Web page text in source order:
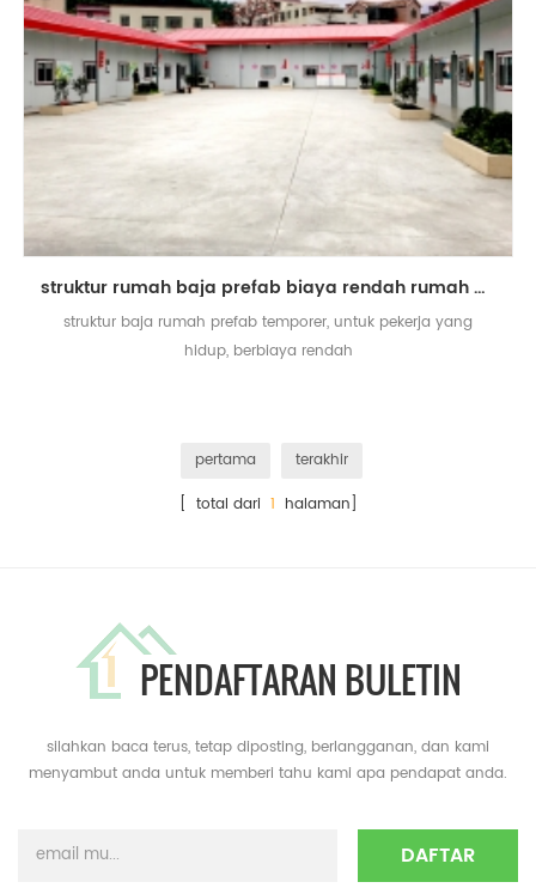
struktur rumah baja prefab biaya rendah rumah prefab akomodasi pekerja temporer
struktur baja rumah prefab temporer, untuk pekerja yang
hidup, berbiaya rendah
pertama
terakhir
[ total dari 1 halaman]
PENDAFTARAN BULETIN
silahkan baca terus, tetap diposting, berlangganan, dan kami
menyambut anda untuk memberi tahu kami apa pendapat anda.